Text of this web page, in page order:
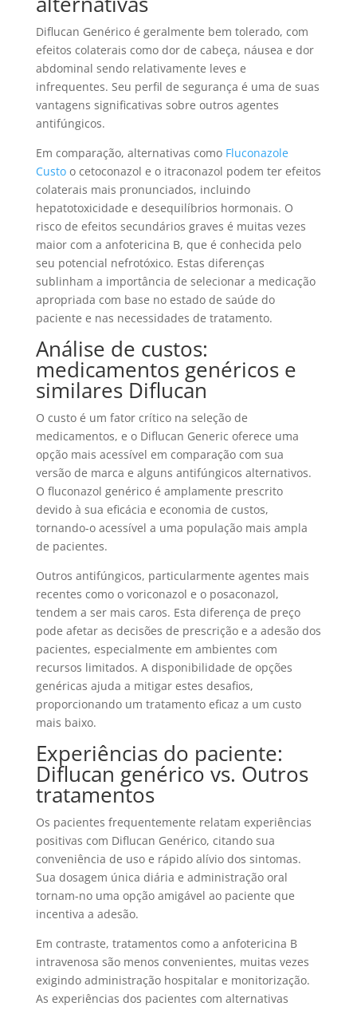
Diflucan Genérico é geralmente bem tolerado, com
efeitos colaterais como dor de cabeça, náusea e dor
abdominal sendo relativamente leves e
infrequentes. Seu perfil de segurança é uma de suas
vantagens significativas sobre outros agentes
antifúngicos.
Em comparação, alternativas como Fluconazole
Custoo cetoconazol e o itraconazol podem ter efeitos
colaterais mais pronunciados, incluindo
hepatotoxicidade e desequilíbrios hormonais. O
risco de efeitos secundários graves é muitas vezes
maior com a anfotericina B, que é conhecida pelo
seu potencial nefrotóxico. Estas diferenças
sublinham a importância de selecionar a medicação
apropriada com base no estado de saúde do
paciente e nas necessidades de tratamento.
Análise de custos:
medicamentos genéricos e
similares Diflucan
O custo é um fator crítico na seleção de
medicamentos, e o Diflucan Generic oferece uma
opção mais acessível em comparação com sua
versão de marca e alguns antifúngicos alternativos.
O fluconazol genérico é amplamente prescrito
devido à sua eficácia e economia de custos,
tornando-o acessível a uma população mais ampla
de pacientes.
Outros antifúngicos, particularmente agentes mais
recentes como o voriconazol e o posaconazol,
tendem a ser mais caros. Esta diferença de preço
pode afetar as decisões de prescrição e a adesão dos
pacientes, especialmente em ambientes com
recursos limitados. A disponibilidade de opções
genéricas ajuda a mitigar estes desafios,
proporcionando um tratamento eficaz a um custo
mais baixo.
Experiências do paciente:
Diflucan genérico vs. Outros
tratamentos
Os pacientes frequentemente relatam experiências
positivas com Diflucan Genérico, citando sua
conveniência de uso e rápido alívio dos sintomas.
Sua dosagem única diária e administração oral
tornam-no uma opção amigável ao paciente que
incentiva a adesão.
Em contraste, tratamentos como a anfotericina B
intravenosa são menos convenientes, muitas vezes
exigindo administração hospitalar e monitorização.
As experiências dos pacientes com alternativas